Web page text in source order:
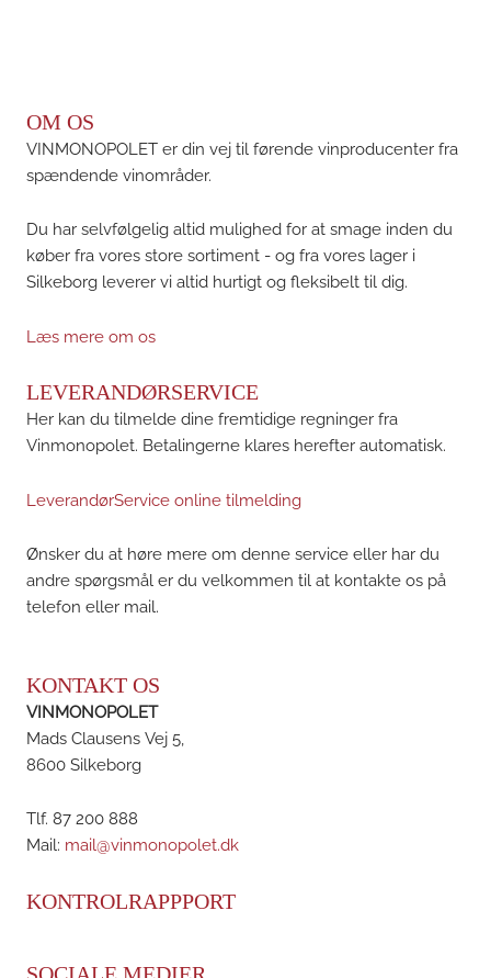
OM OS
VINMONOPOLET er din vej til førende vinproducenter fra
spændende vinområder.
Du har selvfølgelig altid mulighed for at smage inden du
køber fra vores store sortiment - og fra vores lager i
Silkeborg leverer vi altid hurtigt og fleksibelt til dig.
Læs mere om os
LEVERANDØRSERVICE
Her kan du tilmelde dine fremtidige regninger fra
Vinmonopolet. Betalingerne klares herefter automatisk.
LeverandørService online tilmelding
Ønsker du at høre mere om denne service eller har du
andre spørgsmål er du velkommen til at kontakte os på
telefon eller mail.
KONTAKT OS
VINMONOPOLET
Mads Clausens Vej 5,
8600 Silkeborg
Tlf. 87 200 888
Mail: mail@vinmonopolet.dk
KONTROLRAPPPORT
SOCIALE MEDIER